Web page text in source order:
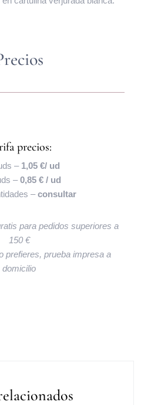
precios:
– 1,05 €/ ud
–0,85 € / ud
–consultar
para pedidos superiores a
150 €
prefieres, prueba impresa a
domicilio